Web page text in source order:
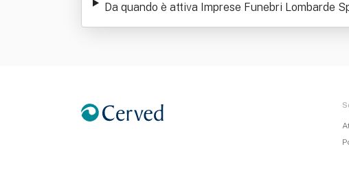
Da quando è attiva Imprese Funebri Lombarde